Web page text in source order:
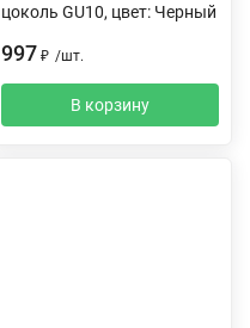
цоколь GU10, цвет: Черный
997 ₽ /шт.
В корзину